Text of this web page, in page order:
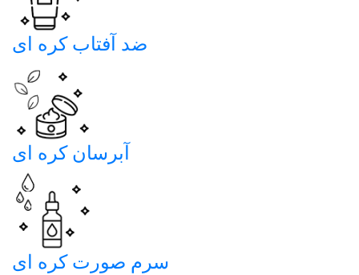
ضد آفتاب کره ای
آبرسان کره ای
سرم صورت کره ای